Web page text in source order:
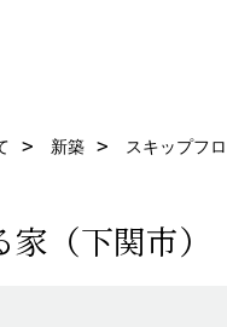
新築 スキップフ
（下関市）